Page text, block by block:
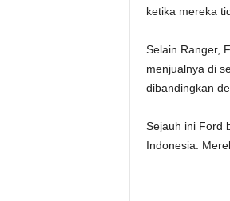
ketika mereka
Selain Ranger,
menjualnya di
dibandingkan
Sejauh ini Ford
Indonesia.